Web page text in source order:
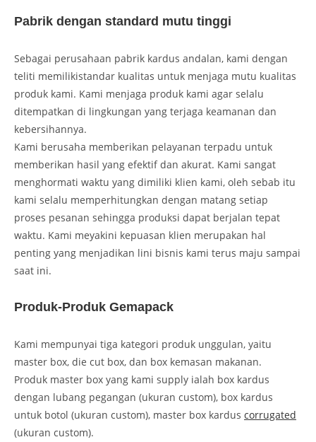
Pabrik dengan standard mutu tinggi
Sebagai perusahaan pabrik kardus andalan, kami dengan
teliti memilikistandar kualitas untuk menjaga mutu kualitas
produk kami. Kami menjaga produk kami agar selalu
ditempatkan di lingkungan yang terjaga keamanan dan
kebersihannya.
Kami berusaha memberikan pelayanan terpadu untuk
memberikan hasil yang efektif dan akurat. Kami sangat
menghormati waktu yang dimiliki klien kami, oleh sebab itu
kami selalu memperhitungkan dengan matang setiap
proses pesanan sehingga produksi dapat berjalan tepat
waktu. Kami meyakini kepuasan klien merupakan hal
penting yang menjadikan lini bisnis kami terus maju sampai
saat ini.
Produk-Produk Gemapack
Kami mempunyai tiga kategori produk unggulan, yaitu
master box, die cut box, dan box kemasan makanan.
Produk master box yang kami supply ialah box kardus
dengan lubang pegangan (ukuran custom), box kardus
untuk botol (ukuran custom), master box kardus corrugated
(ukuran custom).